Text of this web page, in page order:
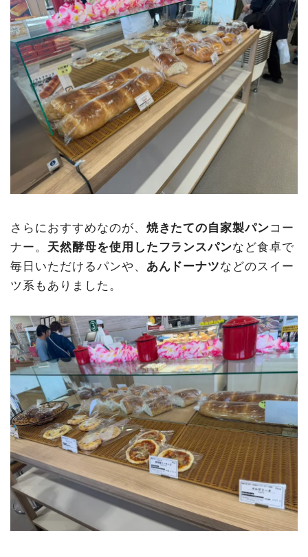
さらにおすすめなのが、 焼きたての自家製パンコー
ナー。 天然酵母を使用したフランスパンなど食卓で
毎日いただけるパンや、 あんドーナツなどのスイー
ツ系もありました。